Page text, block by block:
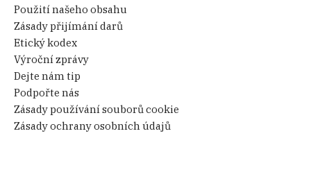
Použití našeho obsahu
Zásady přijímání darů
Etický kodex
Výroční zprávy
Dejte nám tip
Podpořte nás
Zásady používání souborů cookie
Zásady ochrany osobních údajů